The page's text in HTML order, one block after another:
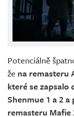
Potenciálně
že na remasteru
které se zapsalo
Shenmue 1 a 2
remasteru Mafie